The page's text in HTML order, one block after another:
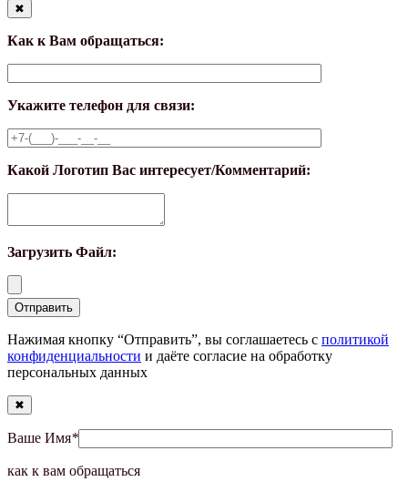
✖
Как к Вам обращаться:
Укажите телефон для связи:
Какой Логотип Вас интересует/Комментарий:
Загрузить Файл:
Нажимая кнопку “Отправить”, вы соглашаетесь с политикой
конфиденциальности и даёте согласие на обработку
персональных данных
✖
Ваше Имя*
как к вам обращаться